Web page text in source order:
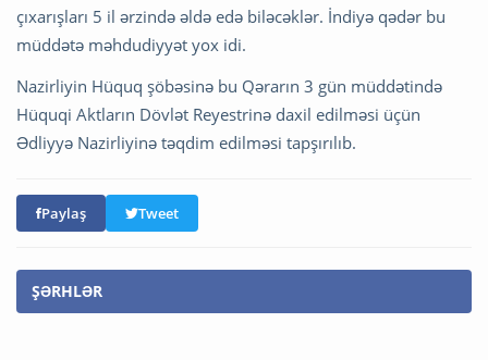
çıxarışları 5 il ərzində əldə edə biləcəklər. İndiyə qədər bu
müddətə məhdudiyyət yox idi.
Nazirliyin Hüquq şöbəsinə bu Qərarın 3 gün müddətində
Hüquqi Aktların Dövlət Reyestrinə daxil edilməsi üçün
Ədliyyə Nazirliyinə təqdim edilməsi tapşırılıb.
Paylaş Tweet
ŞƏRHLƏR